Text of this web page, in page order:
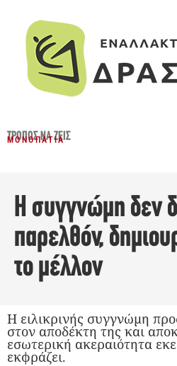
ΤΡΌΠΟΣ ΝΑ ΖΕΙΣ
ΜΟΝΟΠΆΤΙΑ
Η συγγνώμη δεν
παρελθόν,
το μέλλον
Η ειλικρινής συγγνώμη
στον αποδέκτη της και
εσωτερική ακεραιότητα
εκφράζει.